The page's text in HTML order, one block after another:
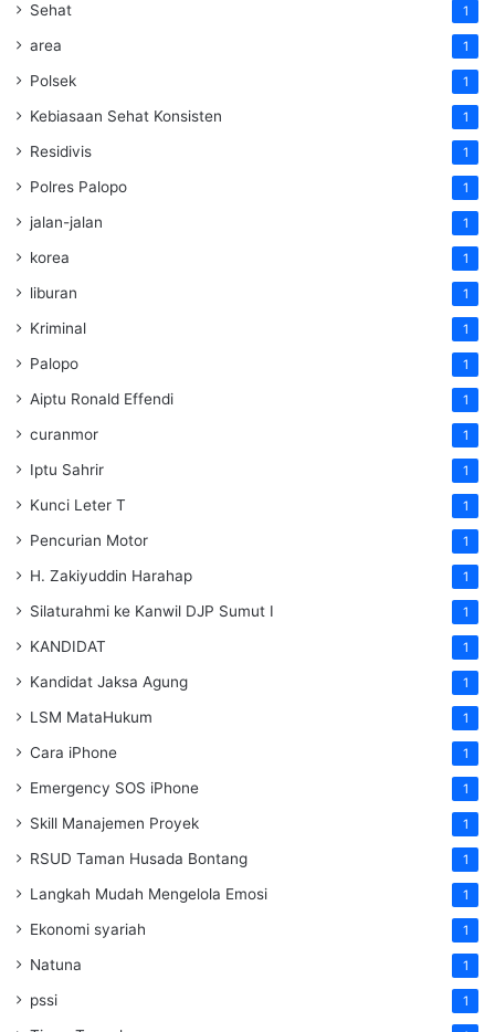
Sehat 1
area 1
Polsek 1
Kebiasaan Sehat Konsisten 1
Residivis 1
Polres Palopo 1
jalan-jalan 1
korea 1
liburan 1
Kriminal 1
Palopo 1
Aiptu Ronald Effendi 1
curanmor 1
Iptu Sahrir 1
Kunci Leter T 1
Pencurian Motor 1
H. Zakiyuddin Harahap 1
Silaturahmi ke Kanwil DJP Sumut I 1
KANDIDAT 1
Kandidat Jaksa Agung 1
LSM MataHukum 1
Cara iPhone 1
Emergency SOS iPhone 1
Skill Manajemen Proyek 1
RSUD Taman Husada Bontang 1
Langkah Mudah Mengelola Emosi 1
Ekonomi syariah 1
Natuna 1
pssi 1